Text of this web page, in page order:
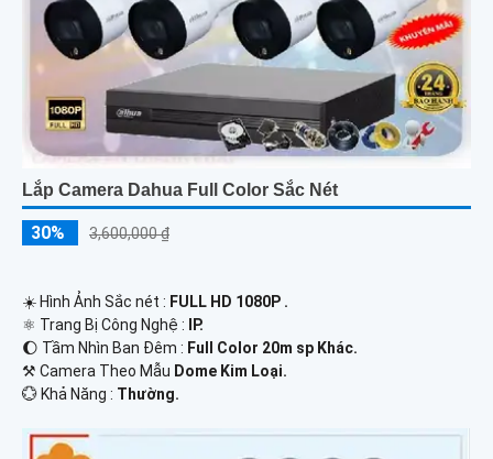
Lắp Camera Dahua Full Color Sắc Nét
30% 3,600,000 ₫
☀️ Hình Ảnh Sắc nét : FULL HD 1080P .
⚛️ Trang Bị Công Nghệ :
IP.
🌔 Tầm Nhìn Ban Đêm : Full Color 20m sp Khác.
⚒ Camera Theo Mẫu Dome Kim Loại.
️💮 Khả Năng : Thường.